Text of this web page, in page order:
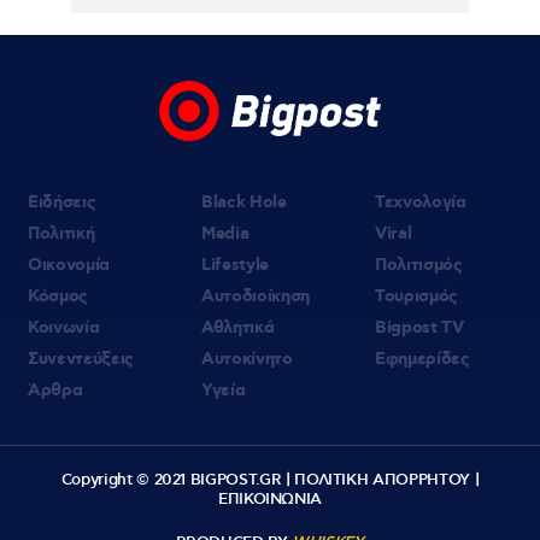
Ειδήσεις
Πολιτική
Οικονομία
Κόσμος
Κοινωνία
Συνεντεύξεις
Άρθρα
Black Hole
Media
Lifestyle
Αυτοδιοίκηση
Αθλητικά
Αυτοκίνητο
Υγεία
Τεχνολογία
Viral
Πολιτισμός
Τουρισμός
Bigpost TV
Εφημερίδες
Copyright © 2021 BIGPOST.GR | ΠΟΛΙΤΙΚΗ ΑΠΟΡΡΗΤΟΥ|
ΕΠΙΚΟΙΝΩΝΙΑ